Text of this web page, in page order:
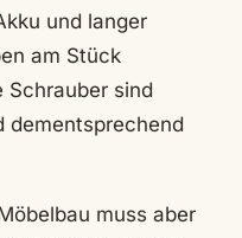
und langer
am Stück
Schrauber sind
dementsprechend
muss aber